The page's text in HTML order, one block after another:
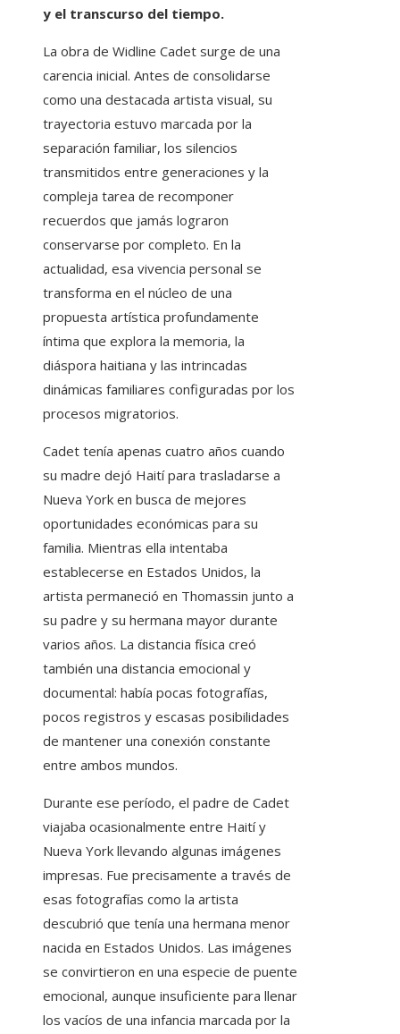
y el transcurso del tiempo.
La obra de Widline Cadet surge de una
carencia inicial. Antes de consolidarse
como una destacada artista visual, su
trayectoria estuvo marcada por la
separación familiar, los silencios
transmitidos entre generaciones y la
compleja tarea de recomponer
recuerdos que jamás lograron
conservarse por completo. En la
actualidad, esa vivencia personal se
transforma en el núcleo de una
propuesta artística profundamente
íntima que explora la memoria, la
diáspora haitiana y las intrincadas
dinámicas familiares configuradas por los
procesos migratorios.
Cadet tenía apenas cuatro años cuando
su madre dejó Haití para trasladarse a
Nueva York en busca de mejores
oportunidades económicas para su
familia. Mientras ella intentaba
establecerse en Estados Unidos, la
artista permaneció en Thomassin junto a
su padre y su hermana mayor durante
varios años. La distancia física creó
también una distancia emocional y
documental: había pocas fotografías,
pocos registros y escasas posibilidades
de mantener una conexión constante
entre ambos mundos.
Durante ese período, el padre de Cadet
viajaba ocasionalmente entre Haití y
Nueva York llevando algunas imágenes
impresas. Fue precisamente a través de
esas fotografías como la artista
descubrió que tenía una hermana menor
nacida en Estados Unidos. Las imágenes
se convirtieron en una especie de puente
emocional, aunque insuficiente para llenar
los vacíos de una infancia marcada por la